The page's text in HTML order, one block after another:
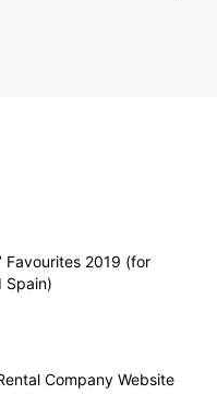
Favourites 2019 (for
Spain)
Company Website